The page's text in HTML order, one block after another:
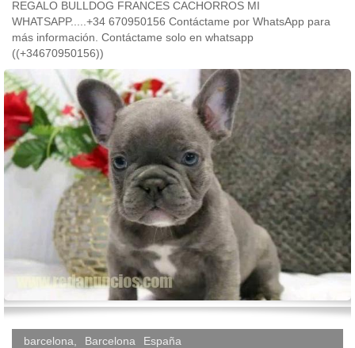
REGALO BULLDOG FRANCES CACHORROS MI
WHATSAPP.....+34 670950156 Contáctame por WhatsApp para
más información. Contáctame solo en whatsapp
((+34670950156))
barcelona Barcelona España